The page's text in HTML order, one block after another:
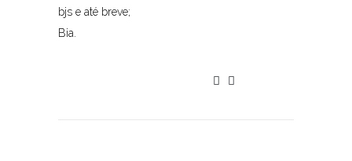
bjs e até breve;
Bia.